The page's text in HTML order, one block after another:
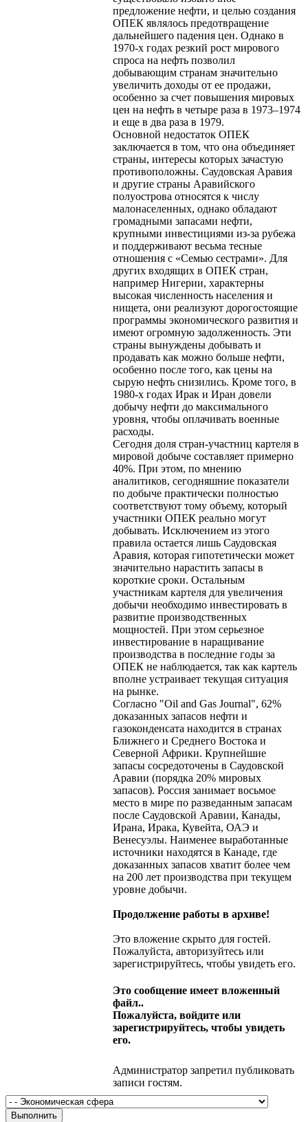
предложение нефти, и целью создания
ОПЕК являлось предотвращение
дальнейшего падения цен. Однако в
1970-х годах резкий рост мирового
спроса на нефть позволил
добывающим странам значительно
увеличить доходы от ее продажи,
особенно за счет повышения мировых
цен на нефть в четыре раза в 1973–1974
и еще в два раза в 1979.
Основной недостаток ОПЕК
заключается в том, что она объединяет
страны, интересы которых зачастую
противоположны. Саудовская Аравия
и другие страны Аравийского
полуострова относятся к числу
малонаселенных, однако обладают
громадными запасами нефти,
крупными инвестициями из-за рубежа
и поддерживают весьма тесные
отношения с «Семью сестрами». Для
других входящих в ОПЕК стран,
например Нигерии, характерны
высокая численность населения и
нищета, они реализуют дорогостоящие
программы экономического развития и
имеют огромную задолженность. Эти
страны вынуждены добывать и
продавать как можно больше нефти,
особенно после того, как цены на
сырую нефть снизились. Кроме того, в
1980-х годах Ирак и Иран довели
добычу нефти до максимального
уровня, чтобы оплачивать военные
расходы.
Сегодня доля стран-участниц картеля в
мировой добыче составляет примерно
40%. При этом, по мнению
аналитиков, сегодняшние показатели
по добыче практически полностью
соответствуют тому объему, который
участники ОПЕК реально могут
добывать. Исключением из этого
правила остается лишь Саудовская
Аравия, которая гипотетически может
значительно нарастить запасы в
короткие сроки. Остальным
участникам картеля для увеличения
добычи необходимо инвестировать в
развитие производственных
мощностей. При этом серьезное
инвестирование в наращивание
производства в последние годы за
ОПЕК не наблюдается, так как картель
вполне устраивает текущая ситуация
на рынке.
Согласно "Oil and Gas Journal", 62%
доказанных запасов нефти и
газоконденсата находится в странах
Ближнего и Среднего Востока и
Северной Африки. Крупнейшие
запасы сосредоточены в Саудовской
Аравии (порядка 20% мировых
запасов). Россия занимает восьмое
место в мире по разведанным запасам
после Саудовской Аравии, Канады,
Ирана, Ирака, Кувейта, ОАЭ и
Венесуэлы. Наименее выработанные
источники находятся в Канаде, где
доказанных запасов хватит более чем
на 200 лет производства при текущем
уровне добычи.
Продолжение работы в архиве!
Это вложение скрыто для гостей.
Пожалуйста, авторизуйтесь или
зарегистрируйтесь, чтобы увидеть его.
Это сообщение имеет вложенный
файл..
Пожалуйста, войдите или
зарегистрируйтесь, чтобы увидеть
его.
Администратор запретил публиковать
записи гостям.